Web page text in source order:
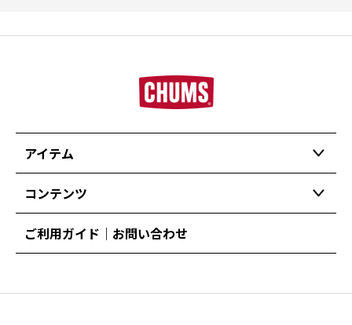
アイテム
コンテンツ
ご利用ガイド｜お問い合わせ